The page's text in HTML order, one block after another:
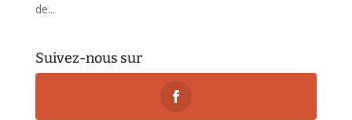
de...
Suivez-nous sur